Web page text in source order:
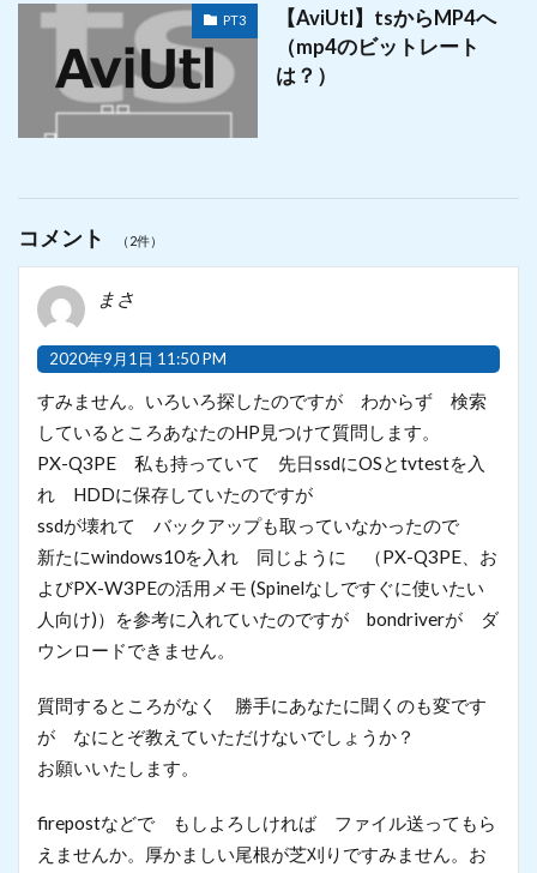
PT3
【AviUtl】tsからMP4へ
（mp4のビットレート
は？）
コメント （2件）
まさ
2020年9月1日 11:50 PM
すみません。いろいろ探したのですが わからず 検索
しているところあなたのHP見つけて質問します。
PX-Q3PE 私も持っていて 先日ssdにOSとtvtestを入
れ HDDに保存していたのですが
ssdが壊れて バックアップも取っていなかったので
新たにwindows10を入れ 同じように （PX-Q3PE、お
よびPX-W3PEの活用メモ (Spinelなしですぐに使いたい
人向け)）を参考に入れていたのですが bondriverが ダ
ウンロードできません。
質問するところがなく 勝手にあなたに聞くのも変です
が なにとぞ教えていただけないでしょうか？
お願いいたします。
firepostなどで もしよろしければ ファイル送ってもら
えませんか。厚かましい尾根が芝刈りですみません。お